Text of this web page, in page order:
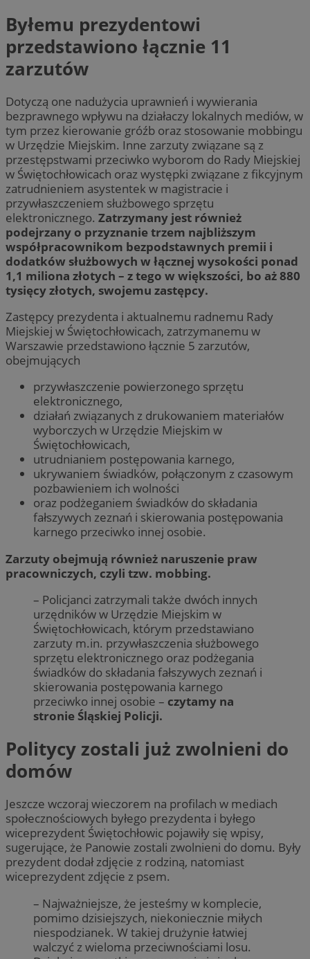
Byłemu prezydentowi
przedstawiono łącznie 11
zarzutów
Dotyczą one nadużycia uprawnień i wywierania
bezprawnego wpływu na działaczy lokalnych mediów, w
tym przez kierowanie gróźb oraz stosowanie mobbingu
w Urzędzie Miejskim. Inne zarzuty związane są z
przestępstwami przeciwko wyborom do Rady Miejskiej
w Świętochłowicach oraz występki związane z fikcyjnym
zatrudnieniem asystentek w magistracie i
przywłaszczeniem służbowego sprzętu
elektronicznego. Zatrzymany jest również
podejrzany o przyznanie trzem najbliższym
współpracownikom bezpodstawnych premii i
dodatków służbowych w łącznej wysokości ponad
1,1 miliona złotych – z tego w większości, bo aż 880
tysięcy złotych, swojemu zastępcy.
Zastępcy prezydenta i aktualnemu radnemu Rady
Miejskiej w Świętochłowicach, zatrzymanemu w
Warszawie przedstawiono łącznie 5 zarzutów,
obejmujących
przywłaszczenie powierzonego sprzętu
elektronicznego,
działań związanych z drukowaniem materiałów
wyborczych w Urzędzie Miejskim w
Świętochłowicach,
utrudnianiem postępowania karnego,
ukrywaniem świadków, połączonym z czasowym
pozbawieniem ich wolności
oraz podżeganiem świadków do składania
fałszywych zeznań i skierowania postępowania
karnego przeciwko innej osobie.
Zarzuty obejmują również naruszenie praw
pracowniczych, czyli tzw. mobbing.
– Policjanci zatrzymali także dwóch innych
urzędników w Urzędzie Miejskim w
Świętochłowicach, którym przedstawiano
zarzuty m.in. przywłaszczenia służbowego
sprzętu elektronicznego oraz podżegania
świadków do składania fałszywych zeznań i
skierowania postępowania karnego
przeciwko innej osobie – czytamy na
stronie Śląskiej Policji.
Politycy zostali już zwolnieni do
domów
Jeszcze wczoraj wieczorem na profilach w mediach
społecznościowych byłego prezydenta i byłego
wiceprezydent Świętochłowic pojawiły się wpisy,
sugerujące, że Panowie zostali zwolnieni do domu. Były
prezydent dodał zdjęcie z rodziną, natomiast
wiceprezydent zdjęcie z psem.
– Najważniejsze, że jesteśmy w komplecie,
pomimo dzisiejszych, niekoniecznie miłych
niespodzianek. W takiej drużynie łatwiej
walczyć z wieloma przeciwnościami losu.